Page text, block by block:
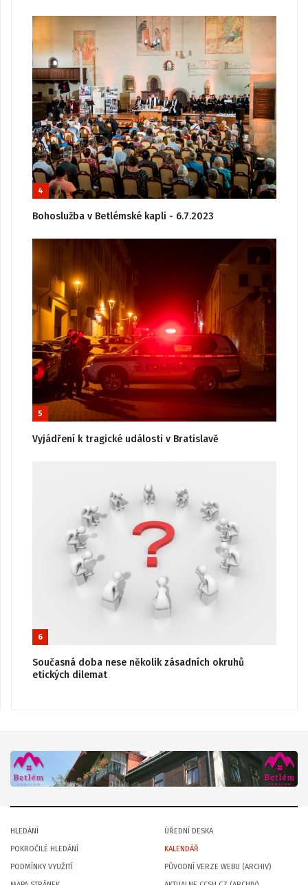
4
Bohoslužba v Betlémské kapli - 6.7.2023
5
Vyjádření k tragické události v Bratislavě
6
Současná doba nese několik zásadních okruhů
etických dilemat
HLEDÁNÍ
POKROČILÉ HLEDÁNÍ
PODMÍNKY VYUŽITÍ
ÚŘEDNÍ DESKA
KALENDÁŘ
PŮVODNÍ VERZE WEBU (ARCHIV)